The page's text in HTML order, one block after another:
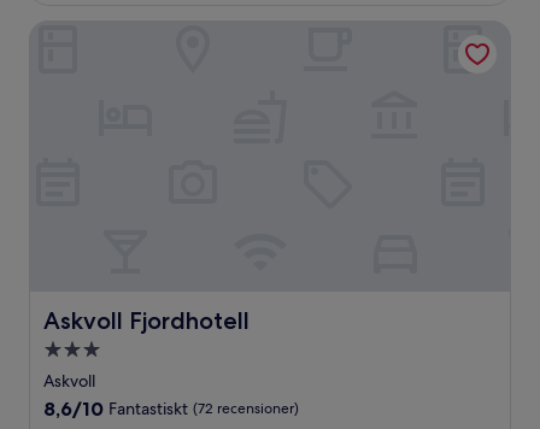
Askvoll Fjordhotell
Askvoll Fjordhotell
3.0-
stjärnigt
boende
Askvoll
8.6
8,6/10 Fantastiskt (72 recensioner)